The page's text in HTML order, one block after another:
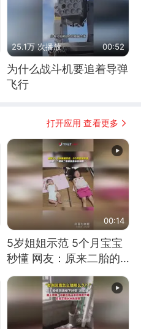
25.1万 次播放 00:52
为什么战斗机要追着导弹
飞行
打开应用 查看更多
00:14
5岁姐姐示范 5个月宝宝
秒懂 网友：原来二胎的
快乐长这样